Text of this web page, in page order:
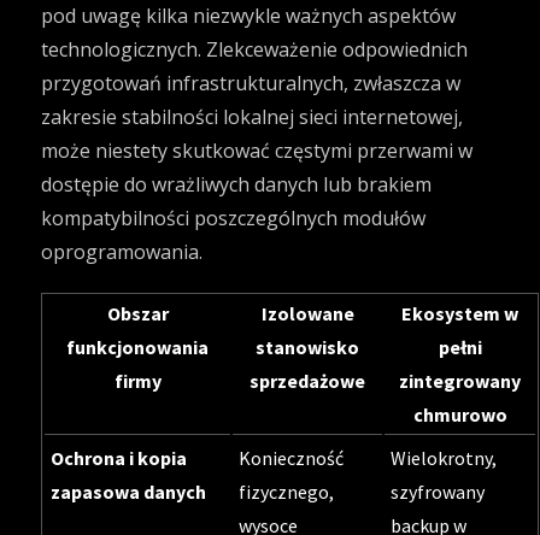
pod uwagę kilka niezwykle ważnych aspektów
technologicznych. Zlekceważenie odpowiednich
przygotowań infrastrukturalnych, zwłaszcza w
zakresie stabilności lokalnej sieci internetowej,
może niestety skutkować częstymi przerwami w
dostępie do wrażliwych danych lub brakiem
kompatybilności poszczególnych modułów
oprogramowania.
Obszar
funkcjonowania
firmy
Izolowane
stanowisko
sprzedażowe
Ekosystem w
pełni
zintegrowany
chmurowo
Ochrona i kopia
zapasowa danych
Konieczność
fizycznego,
wysoce
Wielokrotny,
szyfrowany
backup w